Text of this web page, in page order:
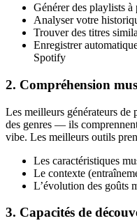
Générer des playlists
Analyser votre
Trouver des titres
Enregistrer
Spotify
2. Compréhension
Les meilleurs générateurs de
des genres — ils
vibe. Les meilleurs outils
Les caractéristiques
Le contexte
L’évolution des goûts
3. Capacités de